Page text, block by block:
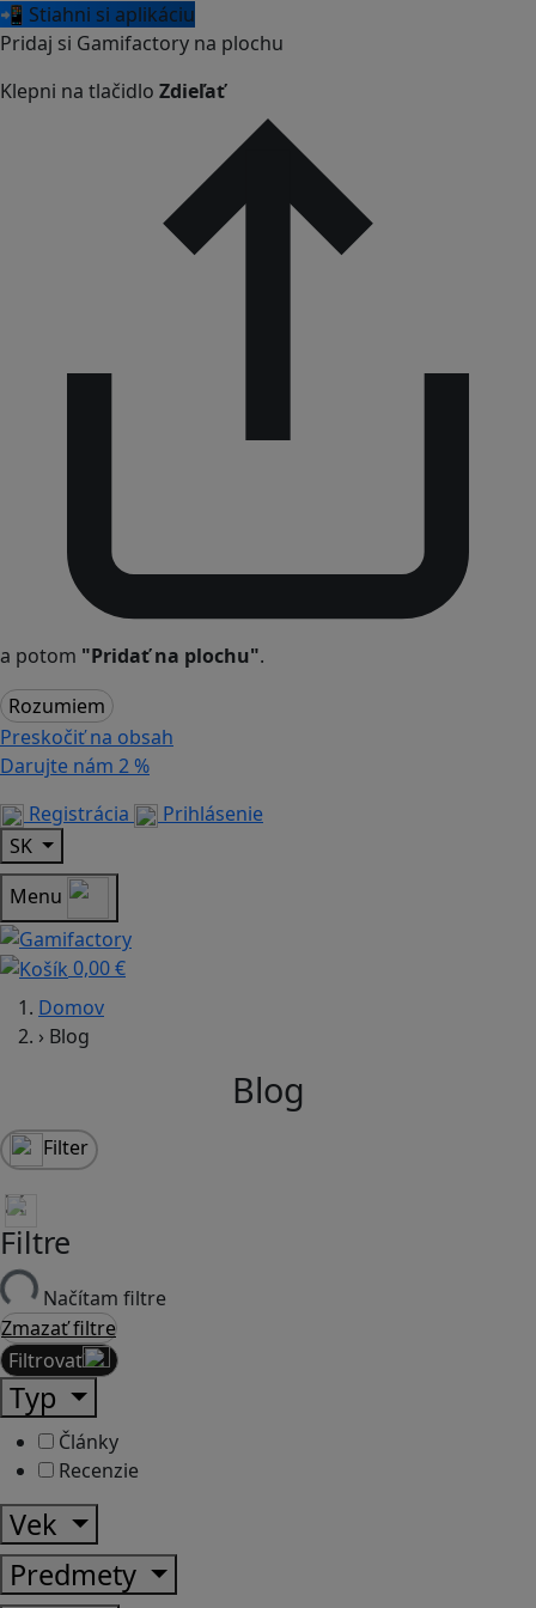
📲 Stiahni si aplikáciu
Pridaj si Gamifactory na plochu
Klepni na tlačidlo Zdieľať
a potom "Pridať na plochu".
Rozumiem
Preskočiť na obsah
Darujte nám 2 %
Registrácia
Prihlásenie
SK
Menu
0,00 €
Domov
› Blog
Blog
Filter
Filtre
Načítam filtre
Zmazať filtre
Filtrovať
Typ
Články
Recenzie
Vek
Predmety